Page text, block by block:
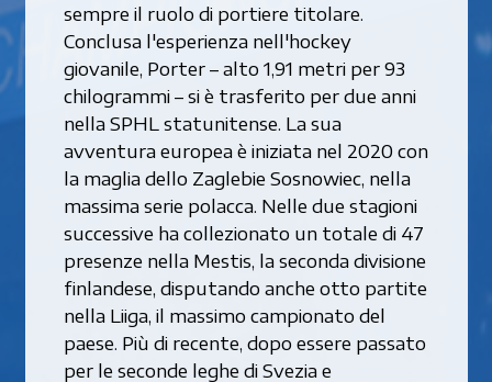
sempre il ruolo di portiere titolare.
Conclusa l'esperienza nell'hockey
giovanile, Porter – alto 1,91 metri per 93
chilogrammi – si è trasferito per due anni
nella SPHL statunitense. La sua
avventura europea è iniziata nel 2020 con
la maglia dello Zaglebie Sosnowiec, nella
massima serie polacca. Nelle due stagioni
successive ha collezionato un totale di 47
presenze nella Mestis, la seconda divisione
finlandese, disputando anche otto partite
nella Liiga, il massimo campionato del
paese. Più di recente, dopo essere passato
per le seconde leghe di Svezia e